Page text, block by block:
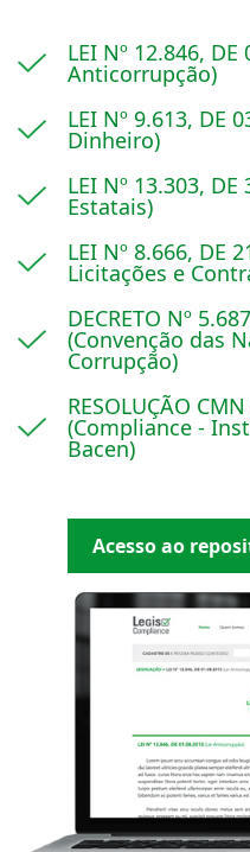
LEI Nº 12.846, DE
Anticorrupção)
LEI Nº 9.613, DE
Dinheiro)
LEI Nº 13.303,
Estatais)
LEI Nº 8.666, DE
Licitações e
DECRETO Nº
(Convenção das
Corrupção)
RESOLUÇÃO
(Compliance -
Bacen)
Acesso ao